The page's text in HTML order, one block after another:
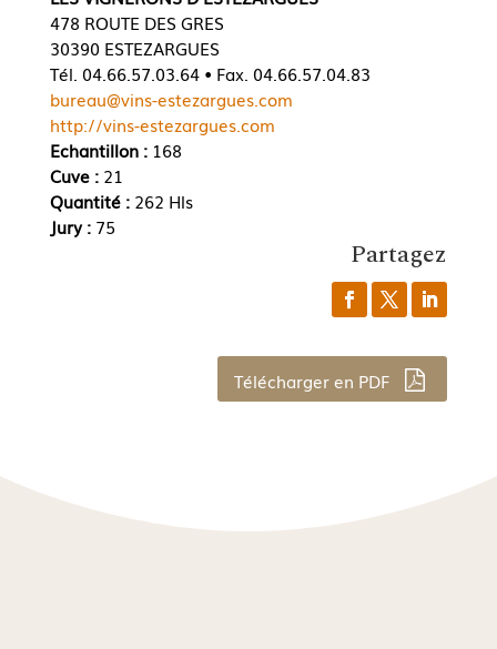
478 ROUTE DES GRES
30390 ESTEZARGUES
Tél. 04.66.57.03.64 • Fax. 04.66.57.04.83
bureau@vins-estezargues.com
http://vins-estezargues.com
Echantillon :168
Cuve : 21
Quantité : 262 Hls
Jury : 75
Partagez
Télécharger en PDF